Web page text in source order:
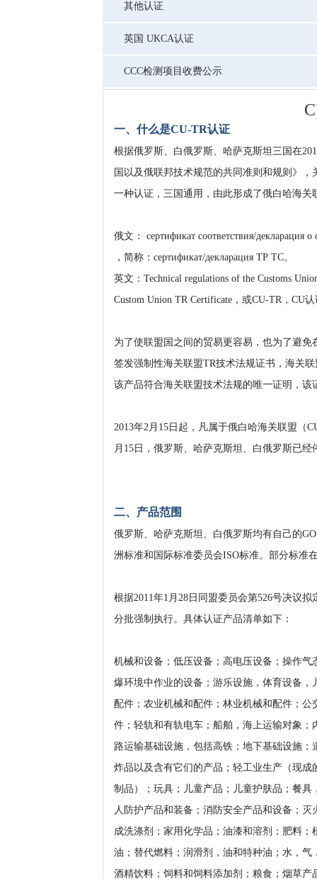
其他认证
英国 UKCA认证
CCC检测项目收费公示
一、什么是CU-TR认证
根据俄罗斯、白俄罗斯、哈萨克斯坦三国在
国以及俄联邦技术规范的共同准则和规则》
一种认证，三国通用，由此形成了俄白哈海关
俄文： сертификат соответствия/декларация
，简称：сертификат/декларация ТР TC。
英文：Technical regulations of the Customs
Custom Union TR Certificate，或CU-TR，CU
为了使联盟国之间的贸易更容易，也为了避
签发强制性海关联盟TR技术法规证书，海关联
该产品符合海关联盟技术法规的唯一证明，
2013年2月15日起，凡属于俄白哈海关联盟（
月15日，俄罗斯、哈萨克斯坦、白俄罗斯已
二、产品范围
俄罗斯、哈萨克斯坦、白俄罗斯均有自己的
洲标准和国际标准委员会ISO标准。部分标准
根据2011年1月28日同盟委员会第526号决议
分批强制执行。具体认证产品清单如下：
机械和设备；低压设备；高电压设备；操作
爆环境中作业的设备；游乐设施，体育设备
配件；农业机械和配件；林业机械和配件；
件；轻轨和有轨电车；船舶，海上运输对象
路运输基础设施，包括高铁；地下基础设施
炸品以及含有它们的产品；轻工业生产（现
制品）；玩具；儿童产品；儿童护肤品；餐
人防护产品和装备；消防安全产品和设备；
成洗涤剂；家用化学品；油漆和溶剂；肥料
油；替代燃料；润滑剂，油和特种油；水，
酒精饮料；饲料和饲料添加剂；粮食；烟草